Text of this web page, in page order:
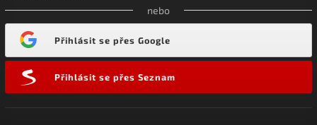
nebo
Přihlásit se přes Google
Přihlásit se přes Seznam